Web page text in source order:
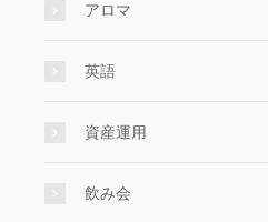
アロマ
英語
資産運用
飲み会